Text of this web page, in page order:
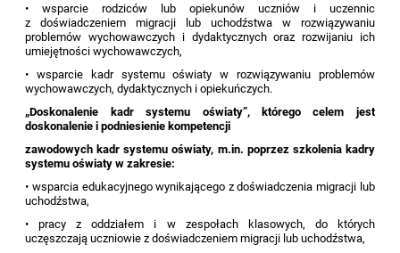
• wsparcie rodziców lub opiekunów uczniów i uczennic
z doświadczeniem migracji lub uchodźstwa w rozwiązywaniu
problemów wychowawczych i dydaktycznych oraz rozwijaniu ich
umiejętności wychowawczych,
• wsparcie kadr systemu oświaty w rozwiązywaniu problemów
wychowawczych, dydaktycznych i opiekuńczych.
„Doskonalenie kadr systemu oświaty”, którego celem jest
doskonalenie i podniesienie kompetencji
zawodowych kadr systemu oświaty, m.in. poprzez szkolenia kadry
systemu oświaty w zakresie:
• wsparcia edukacyjnego wynikającego z doświadczenia migracji lub
uchodźstwa,
• pracy z oddziałem i w zespołach klasowych, do których
uczęszczają uczniowie z doświadczeniem migracji lub uchodźstwa,